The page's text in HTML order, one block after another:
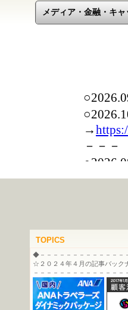
メディア・金融・キャ
TOPICS
◆－－－－－－－－－－－－－
☆２０２４年４月の記事バック
－－－－－－－－－－－－－